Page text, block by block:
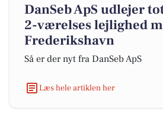
DanSeb ApS udlejer
2-værelses lejlighed
Frederikshavn
Så er der nyt fra DanSeb ApS
Læs hele artiklen her